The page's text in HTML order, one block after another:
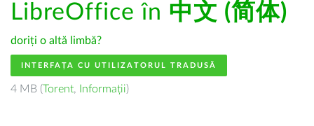
LibreOffice în 中文 (简体)
doriți o altă limbă?
INTERFAȚA CU UTILIZATORUL TRADUSĂ
4 MB (Torent, Informații)